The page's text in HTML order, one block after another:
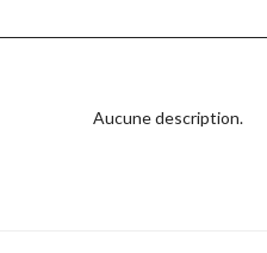
Aucune description.